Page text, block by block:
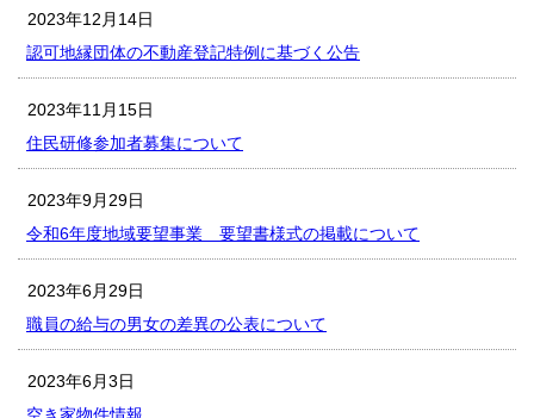
2023年12月14日
認可地縁団体の不動産登記特例に基づく公告
2023年11月15日
住民研修参加者募集について
2023年9月29日
令和6年度地域要望事業 要望書様式の掲載について
2023年6月29日
職員の給与の男女の差異の公表について
2023年6月3日
空き家物件情報